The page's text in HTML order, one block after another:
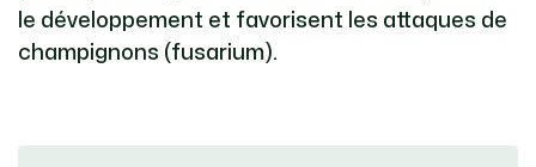
le développement et favorisent les attaques de
champignons (fusarium).